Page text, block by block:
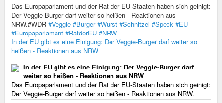
Das Europaparlament und der Rat der EU-Staaten haben sich geinigt:
Der Veggie-Burger darf weiter so heißen - Reaktionen aus
NRW.#WDR #Veggie #Burger #Wurst #Schnitzel #Speck #EU
#Europaparlamant #RatderEU #NRW
In der EU gibt es eine Einigung: Der Veggie-Burger darf weiter so
heißen - Reaktionen aus NRW
In der EU gibt es eine Einigung: Der Veggie-Burger darf
weiter so heißen - Reaktionen aus NRW
Das Europaparlament und der Rat der EU-Staaten haben sich geinigt:
Der Veggie-Burger darf weiter so heißen - Reaktionen aus NRW.